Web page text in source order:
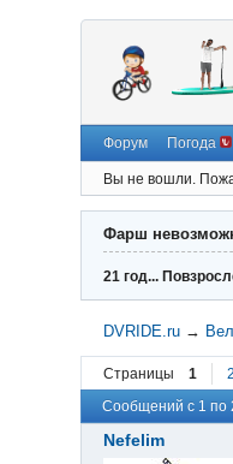
Форум Погода
Вы не вошли.
Фарш
21 год...
DVRIDE.ru →
Страницы 1 2
Сообщений с 1 по
Nefelim